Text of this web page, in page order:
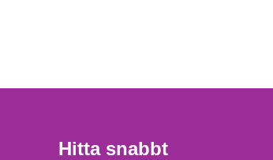
Hitta snabbt